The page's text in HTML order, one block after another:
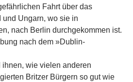
Fahrt über das
und Ungarn, wo sie in
nach Berlin durchgekommen ist.
nach dem »Dublin-
wie vielen anderen
Britzer Bürgern so gut wie